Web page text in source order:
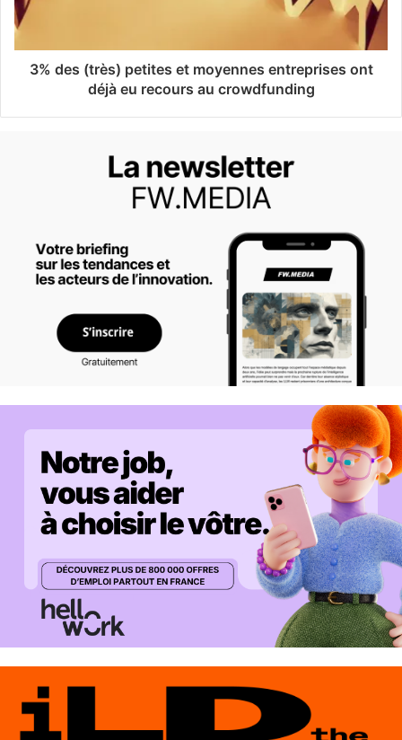
3% des (très) petites et moyennes entreprises ont
déjà eu recours au crowdfunding